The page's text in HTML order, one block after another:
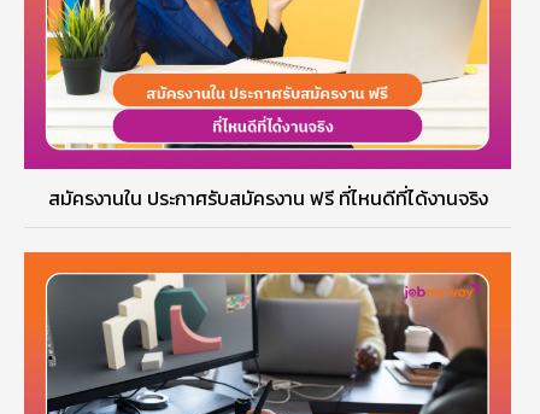
สมัครงานใน ประกาศรับสมัครงาน ฟรี ที่ไหนดีที่ได้งานจริง